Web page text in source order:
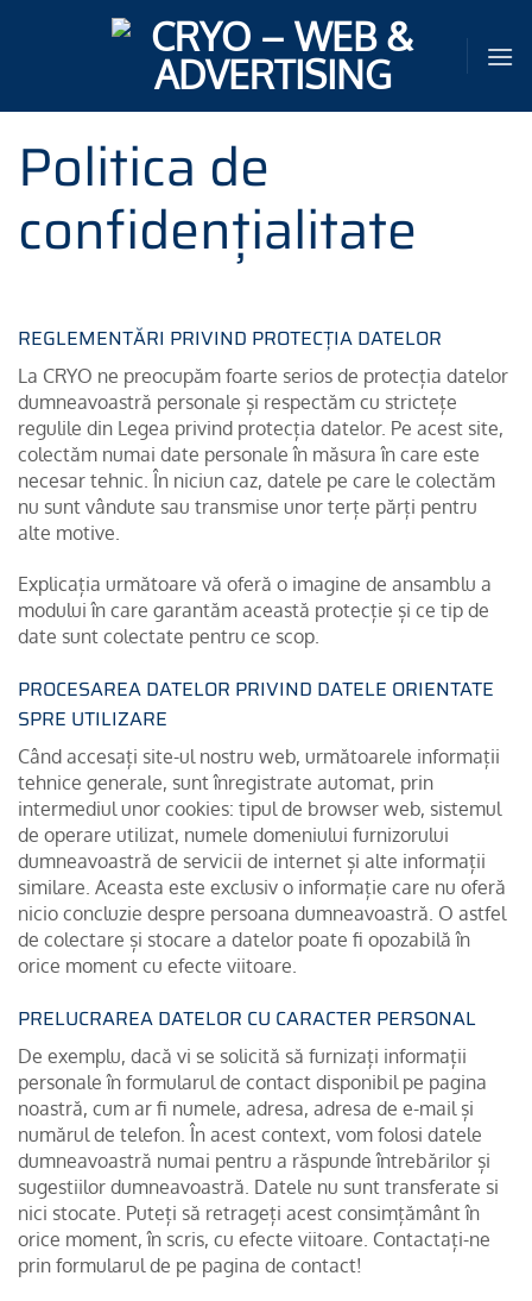
Politica de
confidențialitate
REGLEMENTĂRI PRIVIND PROTECȚIA DATELOR
La CRYO ne preocupăm foarte serios de protecția datelor
dumneavoastră personale și respectăm cu strictețe
regulile din Legea privind protecția datelor. Pe acest site,
colectăm numai date personale în măsura în care este
necesar tehnic. În niciun caz, datele pe care le colectăm
nu sunt vândute sau transmise unor terțe părți pentru
alte motive.
Explicația următoare vă oferă o imagine de ansamblu a
modului în care garantăm această protecție și ce tip de
date sunt colectate pentru ce scop.
PROCESAREA DATELOR PRIVIND DATELE ORIENTATE
SPRE UTILIZARE
Când accesați site-ul nostru web, următoarele informații
tehnice generale, sunt înregistrate automat, prin
intermediul unor cookies: tipul de browser web, sistemul
de operare utilizat, numele domeniului furnizorului
dumneavoastră de servicii de internet și alte informații
similare. Aceasta este exclusiv o informație care nu oferă
nicio concluzie despre persoana dumneavoastră. O astfel
de colectare și stocare a datelor poate fi opozabilă în
orice moment cu efecte viitoare.
PRELUCRAREA DATELOR CU CARACTER PERSONAL
De exemplu, dacă vi se solicită să furnizați informații
personale în formularul de contact disponibil pe pagina
noastră, cum ar fi numele, adresa, adresa de e-mail și
numărul de telefon. În acest context, vom folosi datele
dumneavoastră numai pentru a răspunde întrebărilor și
sugestiilor dumneavoastră. Datele nu sunt transferate si
nici stocate. Puteți să retrageți acest consimțământ în
orice moment, în scris, cu efecte viitoare. Contactați-ne
prin formularul de pe pagina de contact!